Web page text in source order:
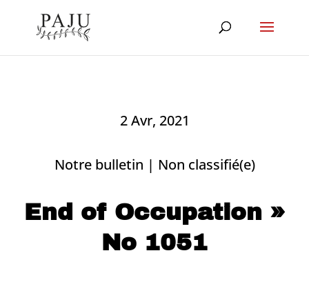
2 Avr, 2021
Notre bulletin | Non classifié(e)
End of Occupation »
No 1051